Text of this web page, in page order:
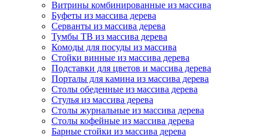
Витрины комбинированные из массива
Буфеты из массива дерева
Серванты из массива дерева
Тумбы ТВ из массива дерева
Комоды для посуды из массива
Стойки винные из массива дерева
Подставки для цветов и массива дерева
Порталы для камина из массива дерева
Столы обеденные из массива дерева
Стулья из массива дерева
Столы журнальные из массива дерева
Столы кофейные из массива дерева
Барные стойки из массива дерева